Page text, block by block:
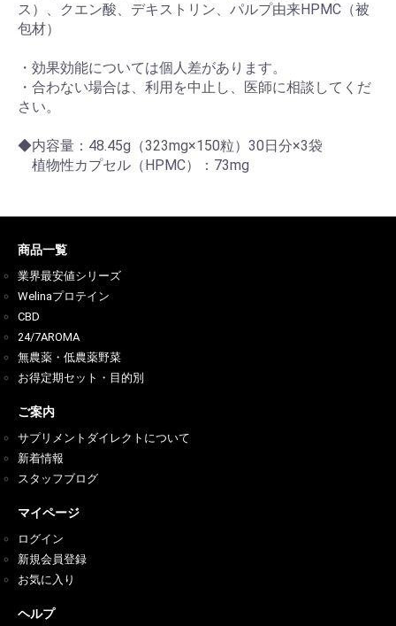
ス）、クエン酸、デキストリン、パルプ由来HPMC（被
包材）
・効果効能については個人差があります。
・合わない場合は、利用を中止し、医師に相談してくだ
さい。
◆内容量：48.45g（323mg×150粒）30日分×3袋
植物性カプセル（HPMC）：73mg
商品一覧
業界最安値シリーズ
Welinaプロテイン
CBD
24/7AROMA
無農薬・低農薬野菜
お得定期セット・目的別
ご案内
サプリメントダイレクトについて
新着情報
スタッフブログ
マイページ
ログイン
新規会員登録
お気に入り
ヘルプ